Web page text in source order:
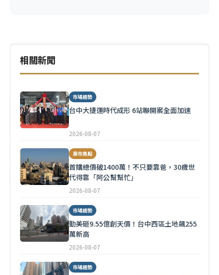
相關新聞
市場趨勢
台中大捷運時代成形 6站聯開案全面加速
2026-08-07
房市焦點
首購總價破1400萬！不只要靠爸，30歲世
代得靠「阿公幫幫忙」
2026-08-07
市場趨勢
勤美砸9.55億創天價！台中西區土地飆255
萬新高
2026-08-07
市場趨勢